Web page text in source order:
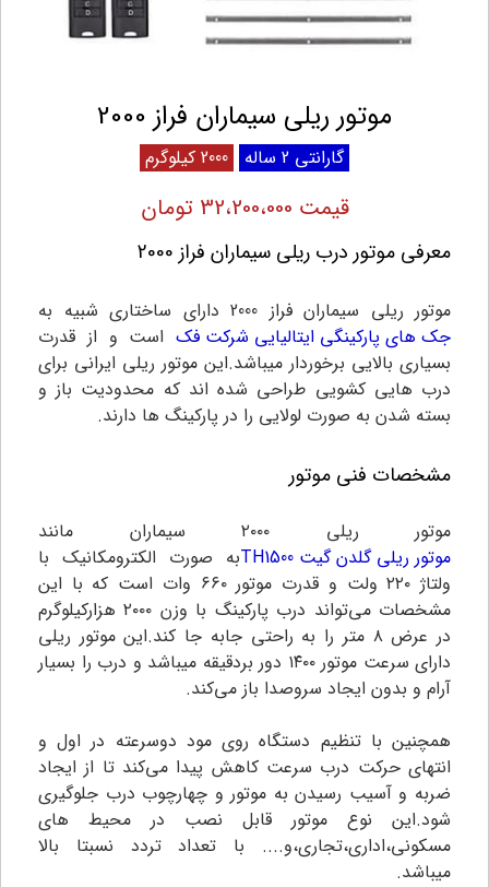
موتور ریلی سیماران فراز 2000
گارانتی 2 ساله
قیمت 32،200،000 تومان
معرفی موتور درب ریلی سیماران فراز 2000
موتور ریلی سیماران فراز 2000 دارای ساختاری شبیه به
جک های پارکینگی ایتالیایی شرکت فک است و از قدرت
بسیاری بالایی برخوردار میباشد.این موتور ریلی ایرانی برای
درب هایی کشویی طراحی شده اند که محدودیت باز و
بسته شدن به صورت لولایی را در پارکینگ ها دارند.
مشخصات فنی موتور
موتور ریلی ۲۰۰۰ سیماران مانند
موتور ریلی گلدن گیت TH1500
به صورت الکترومکانیک با
ولتاژ ۲۲۰ ولت و قدرت موتور ۶۶۰ وات است که با این
مشخصات می‌تواند درب پارکینگ با وزن ۲۰۰۰ هزارکیلوگرم
در عرض ۸ متر را به راحتی جابه جا کند.این موتور ریلی
دارای سرعت موتور ۱۴۰۰ دور بردقیقه میباشد و درب را بسیار
آرام و بدون ایجاد سروصدا باز می‌کند.
همچنین با تنظیم دستگاه روی مود دوسرعته در اول و
انتهای حرکت درب سرعت کاهش پیدا می‌کند تا از ایجاد
ضربه و آسیب رسیدن به موتور و چهارچوب درب جلوگیری
شود.این نوع موتور قابل نصب در محیط های
مسکونی،اداری،تجاری،و.... با تعداد تردد نسبتا بالا
میباشد.